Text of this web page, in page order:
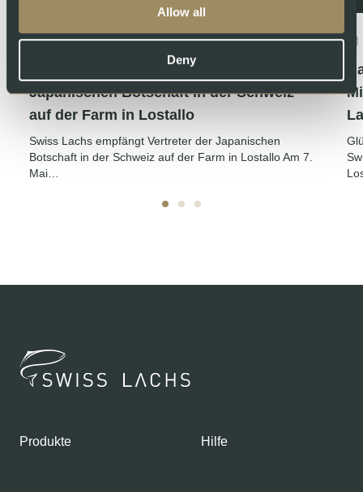
Allow all
Deny
Mai 18, 2026 About Swiss Lachs AG
Swiss Lachs empfängt Vertreter der
Japanischen Botschaft in der Schweiz
auf der Farm in Lostallo
Swiss Lachs empfängt Vertreter der Japanischen
Botschaft in der Schweiz auf der Farm in Lostallo Am 7.
Mai…
Produkte Hilfe